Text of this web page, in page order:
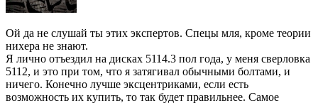
Ой да не слушай ты этих экспертов. Спецы мля, кроме теории
нихера не знают.
Я лично отъездил на дисках 5114.3 пол года, у меня сверловка
5112, и это при том, что я затягивал обычными болтами, и
ничего. Конечно лучше эксцентриками, если есть
возможность их купить, то так будет правильнее. Самое